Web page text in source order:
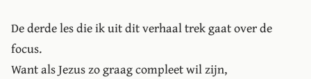
De derde les die ik uit dit verhaal trek gaat over de
focus.
Want als Jezus zo graag compleet wil zijn,